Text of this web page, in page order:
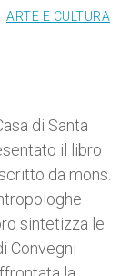
ARTE E CULTURA
di Santa
il libro
da mons.
sintetizza le
Convegni